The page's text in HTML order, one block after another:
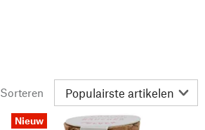
Sorteren
Nieuw